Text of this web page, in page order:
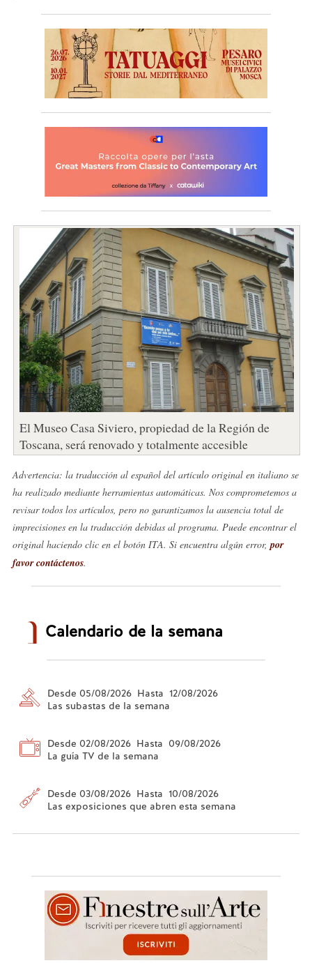
El Museo Casa Siviero, propiedad de la Región de
Toscana, será renovado y totalmente accesible
Advertencia: la traducción al español del artículo original en italiano se
ha realizado mediante herramientas automáticas. Nos comprometemos a
revisar todos los artículos, pero no garantizamos la ausencia total de
imprecisiones en la traducción debidas al programa. Puede encontrar el
original haciendo clic en el botón ITA. Si encuentra algún error, por
favor contáctenos.
Calendario de la semana
Desde 05/08/2026 Hasta 12/08/2026
Las subastas de la semana
Desde 02/08/2026 Hasta 09/08/2026
La guía TV de la semana
Desde 03/08/2026 Hasta 10/08/2026
Las exposiciones que abren esta semana